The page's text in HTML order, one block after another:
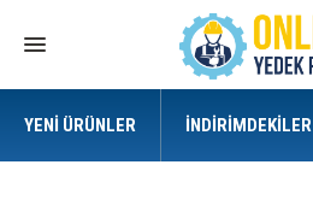
YENI ÜRÜNLER İNDIRIMDEKILER